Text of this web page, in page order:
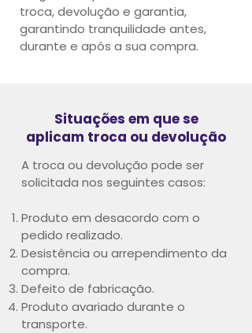
troca, devolução e garantia,
garantindo tranquilidade antes,
durante e após a sua compra.
Situações em que se
aplicam troca ou devolução
A troca ou devolução pode ser
solicitada nos seguintes casos:
Produto em desacordo com o
pedido realizado.
Desistência ou arrependimento da
compra.
Defeito de fabricação.
Produto avariado durante o
transporte.